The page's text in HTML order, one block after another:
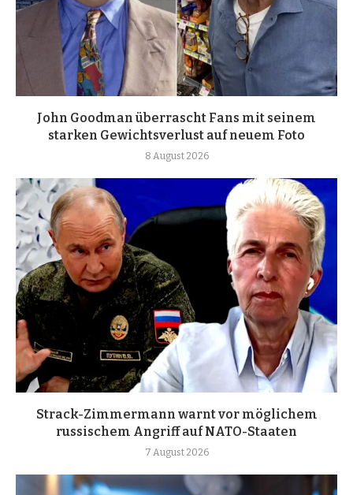
John Goodman überrascht Fans mit seinem
starken Gewichtsverlust auf neuem Foto
8 August 2026
Strack-Zimmermann warnt vor möglichem
russischem Angriff auf NATO-Staaten
7 August 2026